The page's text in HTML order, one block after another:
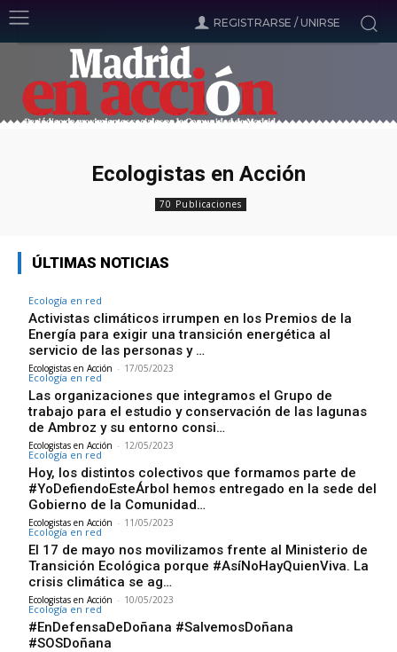
REGISTRARSE / UNIRSE
Ecologistas en Acción
70 Publicaciones
ÚLTIMAS NOTICIAS
Ecología en red
Activistas climáticos irrumpen en los Premios de la
Energía para exigir una transición energética al
servicio de las personas y …
Ecologistas en Acción - 17/05/2023
Ecología en red
Las organizaciones que integramos el Grupo de
trabajo para el estudio y conservación de las lagunas
de Ambroz y su entorno consi…
Ecologistas en Acción - 12/05/2023
Ecología en red
Hoy, los distintos colectivos que formamos parte de
#YoDefiendoEsteÁrbol hemos entregado en la sede del
Gobierno de la Comunidad…
Ecologistas en Acción - 11/05/2023
Ecología en red
El 17 de mayo nos movilizamos frente al Ministerio de
Transición Ecológica porque #AsíNoHayQuienViva. La
crisis climática se ag…
Ecologistas en Acción - 10/05/2023
Ecología en red
#EnDefensaDeDoñana #SalvemosDoñana
#SOSDoñana